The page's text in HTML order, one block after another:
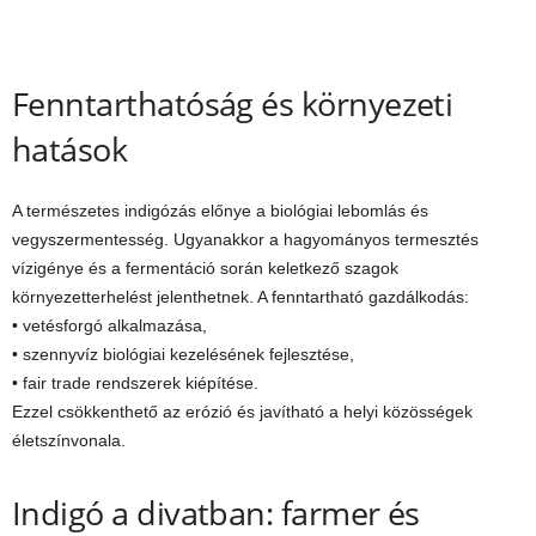
Fenntarthatóság és környezeti
hatások
A természetes indigózás előnye a biológiai lebomlás és
vegyszermentesség. Ugyanakkor a hagyományos termesztés
vízigénye és a fermentáció során keletkező szagok
környezetterhelést jelenthetnek. A fenntartható gazdálkodás:
• vetésforgó alkalmazása,
• szennyvíz biológiai kezelésének fejlesztése,
• fair trade rendszerek kiépítése.
Ezzel csökkenthető az erózió és javítható a helyi közösségek
életszínvonala.
Indigó a divatban: farmer és